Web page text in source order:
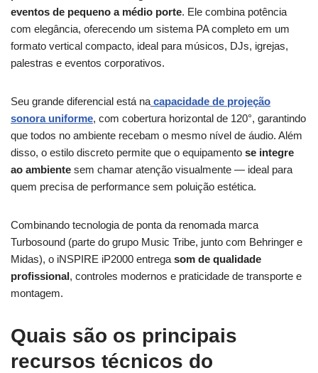
eventos de pequeno a médio porte. Ele combina potência
com elegância, oferecendo um sistema PA completo em um
formato vertical compacto, ideal para músicos, DJs, igrejas,
palestras e eventos corporativos.
Seu grande diferencial está na capacidade de projeção
sonora uniforme, com cobertura horizontal de 120°, garantindo
que todos no ambiente recebam o mesmo nível de áudio. Além
disso, o estilo discreto permite que o equipamento se integre
ao ambiente sem chamar atenção visualmente — ideal para
quem precisa de performance sem poluição estética.
Combinando tecnologia de ponta da renomada marca
Turbosound (parte do grupo Music Tribe, junto com Behringer e
Midas), o iNSPIRE iP2000 entrega som de qualidade
profissional, controles modernos e praticidade de transporte e
montagem.
Quais são os principais
recursos técnicos do